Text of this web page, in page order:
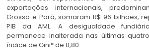
exportações internacionais,
Grosso e Pará, somaram R$ 96 bilhões,
PIB da AML. A desigualdade
permanece inalterada nas últimas
índice de Gini* de 0,80.